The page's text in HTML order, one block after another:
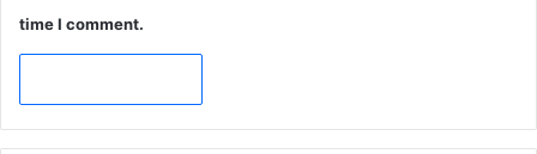
time I comment.